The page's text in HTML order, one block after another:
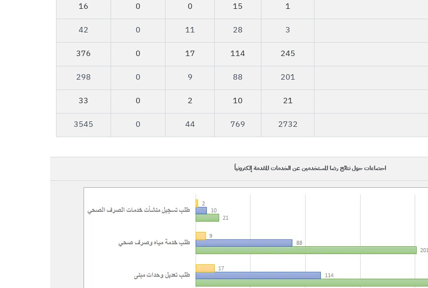
1
15
0
0
16
3
​28
​11
0
42​
245
​114
17​
0
376​
​201
​88
​9
0​
298​
21​
10​
2​
​0
​33
2732
769
44
0
3545
احصاءات حول نتائج رضا المستخدمين عن الخدمات المقدمة إلكترونياً